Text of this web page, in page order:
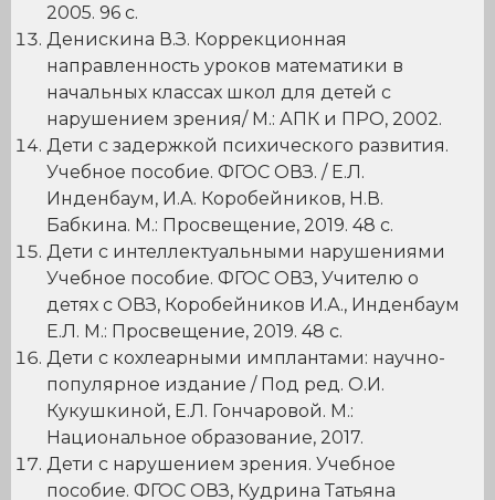
2005. 96 с.
Денискина В.З. Коррекционная
направленность уроков математики в
начальных классах школ для детей с
нарушением зрения/ М.: АПК и ПРО, 2002.
Дети с задержкой психического развития.
Учебное пособие. ФГОС ОВЗ. / Е.Л.
Инденбаум, И.А. Коробейников, Н.В.
Бабкина. М.: Просвещение, 2019. 48 с.
Дети с интеллектуальными нарушениями
Учебное пособие. ФГОС ОВЗ, Учителю о
детях с ОВЗ, Коробейников И.А., Инденбаум
Е.Л. М.: Просвещение, 2019. 48 с.
Дети с кохлеарными имплантами: научно-
популярное издание / Под ред. О.И.
Кукушкиной, Е.Л. Гончаровой. М.:
Национальное образование, 2017.
Дети с нарушением зрения. Учебное
пособие. ФГОС ОВЗ, Кудрина Татьяна